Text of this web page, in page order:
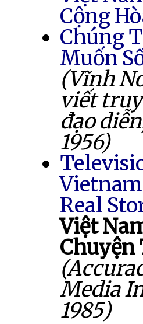
Cộng
Chúng
Muốn
(Vĩnh
viết
đạo
1956)
Real
Việt
Chuyện
Media
1985)